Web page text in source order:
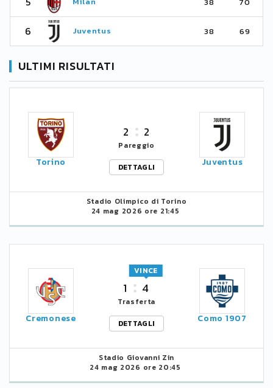
6 Juventus 38 69
ULTIMI RISULTATI
Torino
2 2
Pareggio
DETTAGLI
Juventus
Stadio Olimpico di Torino
24 mag 2026 ore 21:45
Cremonese
1 4
VINCE
Trasferta
DETTAGLI
Como 1907
Stadio Giovanni Zin
24 mag 2026 ore 20:45